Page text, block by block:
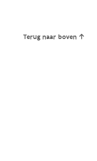
Terug naar boven